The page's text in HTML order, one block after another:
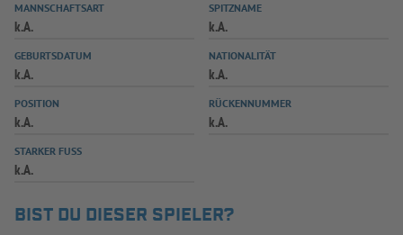
SPIELPLUS
MANNSCHAFTSART
k.A.
SPITZNAME
k.A.
GEBURTSDATUM
k.A.
NATIONALITÄT
k.A.
POSITION
k.A.
RÜCKENNUMMER
k.A.
STARKER FUSS
k.A.
BIST DU DIESER SPIELER?